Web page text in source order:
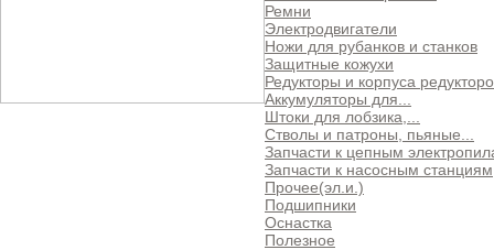
Ремни
Электродвигатели
Ножи для рубанков и станков
Защитные кожухи
Редукторы и корпуса
Аккумуляторы для...
Штоки для лобзика,...
Стволы и патроны, пьяные...
Запчасти к цепным
Запчасти к насосным станциям
Прочее(эл.и.)
Подшипники
Оснастка
Полезное